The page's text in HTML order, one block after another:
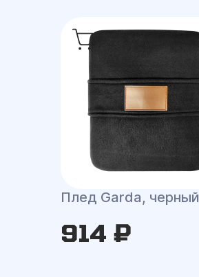
Плед Garda, черный
914 ₽